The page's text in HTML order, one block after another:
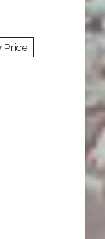
Price